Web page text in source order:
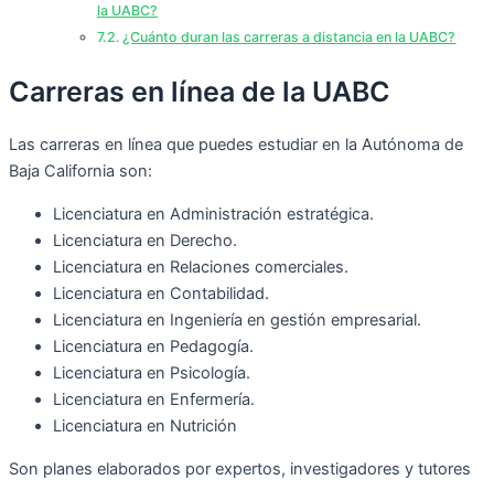
la UABC?
¿Cuánto duran las carreras a distancia en la UABC?
Carreras en línea de la UABC
Las carreras en línea que puedes estudiar en la Autónoma de
Baja California son:
Licenciatura en Administración estratégica.
Licenciatura en Derecho.
Licenciatura en Relaciones comerciales.
Licenciatura en Contabilidad.
Licenciatura en Ingeniería en gestión empresarial.
Licenciatura en Pedagogía.
Licenciatura en Psicología.
Licenciatura en Enfermería.
Licenciatura en Nutrición
Son planes elaborados por expertos, investigadores y tutores